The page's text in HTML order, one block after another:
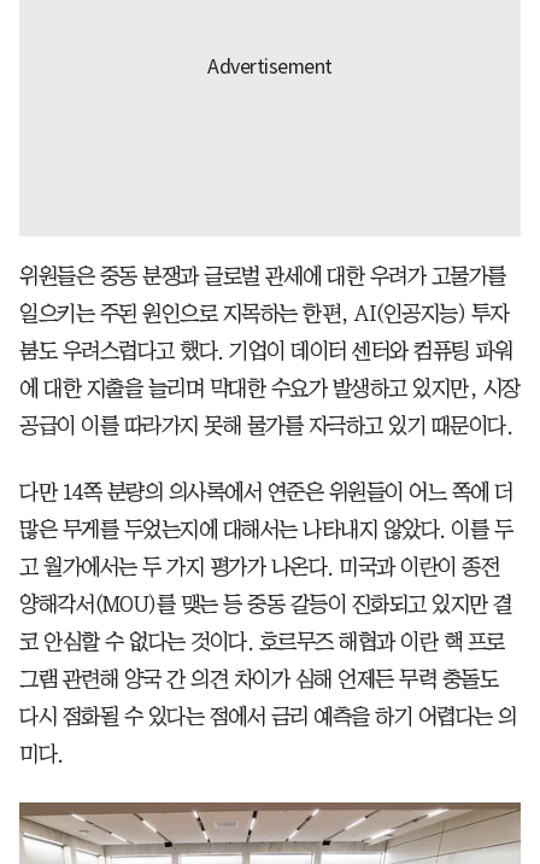
위원들은 중동 분쟁과 글로벌 관세에 대한 우려가 고물가를
일으키는 주된 원인으로 지목하는 한편, AI(인공지능) 투자
붐도 우려스럽다고 했다. 기업이 데이터 센터와 컴퓨팅 파워
에 대한 지출을 늘리며 막대한 수요가 발생하고 있지만, 시장
공급이 이를 따라가지 못해 물가를 자극하고 있기 때문이다.
다만 14쪽 분량의 의사록에서 연준은 위원들이 어느 쪽에 더
많은 무게를 두었는지에 대해서는 나타내지 않았다. 이를 두
고 월가에서는 두 가지 평가가 나온다. 미국과 이란이 종전
양해각서(MOU)를 맺는 등 중동 갈등이 진화되고 있지만 결
코 안심할 수 없다는 것이다. 호르무즈 해협과 이란 핵 프로
그램 관련해 양국 간 의견 차이가 심해 언제든 무력 충돌도
다시 점화될 수 있다는 점에서 금리 예측을 하기 어렵다는 의
미다.